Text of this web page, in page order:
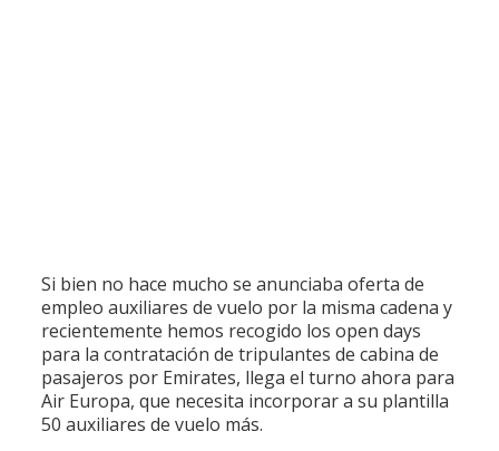
Si bien no hace mucho se anunciaba oferta de
empleo auxiliares de vuelo por la misma cadena y
recientemente hemos recogido los open days
para la contratación de tripulantes de cabina de
pasajeros por Emirates, llega el turno ahora para
Air Europa, que necesita incorporar a su plantilla
50 auxiliares de vuelo más.